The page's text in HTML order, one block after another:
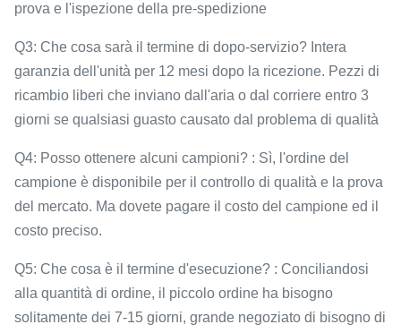
prova e l'ispezione della pre-spedizione
Q3: Che cosa sarà il termine di dopo-servizio? Intera
garanzia dell'unità per 12 mesi dopo la ricezione. Pezzi di
ricambio liberi che inviano dall'aria o dal corriere entro 3
giorni se qualsiasi guasto causato dal problema di qualità
Q4: Posso ottenere alcuni campioni? : Sì, l'ordine del
campione è disponibile per il controllo di qualità e la prova
del mercato. Ma dovete pagare il costo del campione ed il
costo preciso.
Q5: Che cosa è il termine d'esecuzione? : Conciliandosi
alla quantità di ordine, il piccolo ordine ha bisogno
solitamente dei 7-15 giorni, grande negoziato di bisogno di